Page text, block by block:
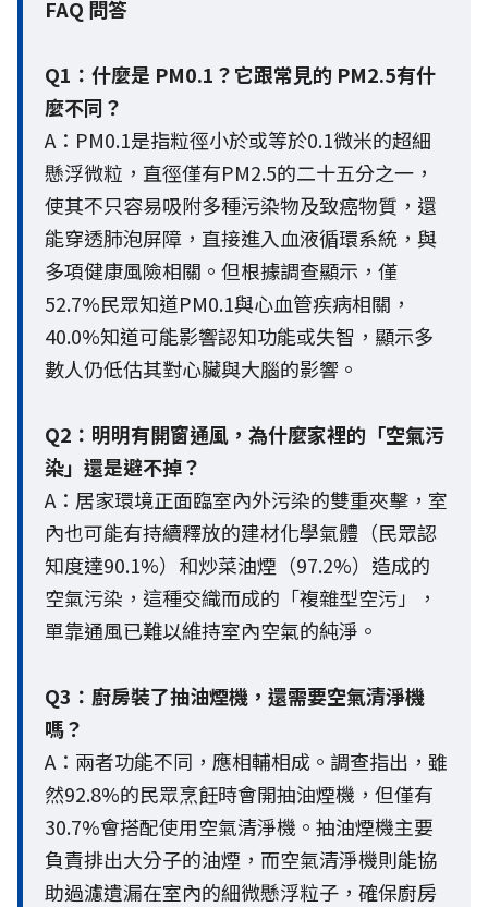
FAQ 問答
Q1：什麼是 PM0.1？它跟常見的 PM2.5有什
麼不同？
A：PM0.1是指粒徑小於或等於0.1微米的超細
懸浮微粒 ，直徑僅有PM2.5的二十五分之一，
使其不只容易吸附多種污染物及致癌物質，還
能穿透肺泡屏障，直接進入血液循環系統，與
多項健康風險相關。但根據調查顯示，僅
52.7%民眾知道PM0.1與心血管疾病相關，
40.0%知道可能影響認知功能或失智，顯示多
數人仍低估其對心臟與大腦的影響。
Q2：明明有開窗通風，為什麼家裡的「空氣污
染」還是避不掉？
A：居家環境正面臨室內外污染的雙重夾擊，室
內也可能有持續釋放的建材化學氣體（民眾認
知度達90.1%）和炒菜油煙（97.2%）造成的
空氣污染，這種交織而成的「複雜型空污」，
單靠通風已難以維持室內空氣的純淨。
Q3：廚房裝了抽油煙機，還需要空氣清淨機
嗎？
A：兩者功能不同，應相輔相成。調查指出，雖
然92.8%的民眾烹飪時會開抽油煙機，但僅有
30.7%會搭配使用空氣清淨機。抽油煙機主要
負責排出大分子的油煙，而空氣清淨機則能協
助過濾遺漏在室內的細微懸浮粒子，確保廚房